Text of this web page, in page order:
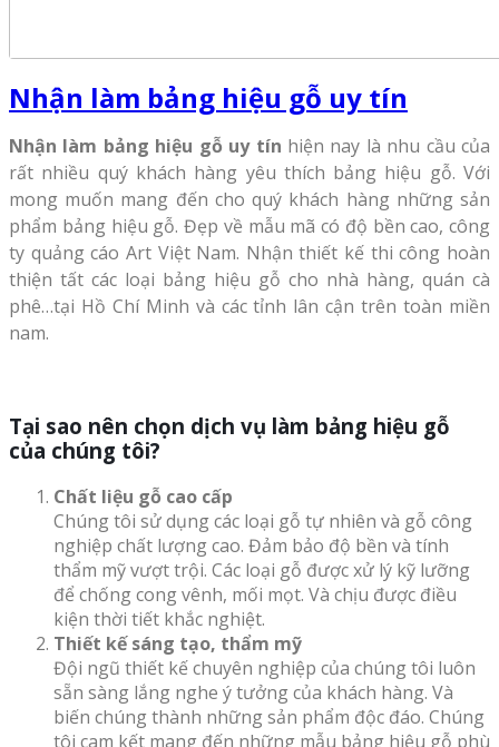
Nhận làm bảng hiệu gỗ uy tín
Nhận làm bảng hiệu gỗ uy tín hiện nay là nhu cầu của
rất nhiều quý khách hàng yêu thích bảng hiệu gỗ. Với
mong muốn mang đến cho quý khách hàng những sản
phẩm bảng hiệu gỗ. Đẹp về mẫu mã có độ bền cao, công
ty quảng cáo Art Việt Nam. Nhận thiết kế thi công hoàn
thiện tất các loại bảng hiệu gỗ cho nhà hàng, quán cà
phê…tại Hồ Chí Minh và các tỉnh lân cận trên toàn miền
nam.
Tại sao nên chọn dịch vụ làm bảng hiệu gỗ
của chúng tôi?
Chất liệu gỗ cao cấp
Chúng tôi sử dụng các loại gỗ tự nhiên và gỗ công
nghiệp chất lượng cao. Đảm bảo độ bền và tính
thẩm mỹ vượt trội. Các loại gỗ được xử lý kỹ lưỡng
để chống cong vênh, mối mọt. Và chịu được điều
kiện thời tiết khắc nghiệt.
Thiết kế sáng tạo, thẩm mỹ
Đội ngũ thiết kế chuyên nghiệp của chúng tôi luôn
sẵn sàng lắng nghe ý tưởng của khách hàng. Và
biến chúng thành những sản phẩm độc đáo. Chúng
tôi cam kết mang đến những mẫu bảng hiệu gỗ phù